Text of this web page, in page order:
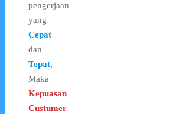
pengerjaan
yang
Cepat
dan
Tepat,
Maka
Kepuasan
Custumer